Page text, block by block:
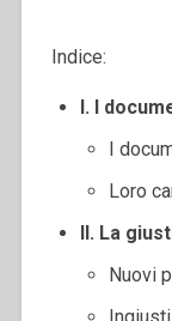
Indice:
I. I
I
Loro
II. La
Nuovi